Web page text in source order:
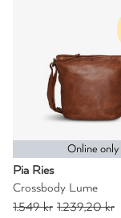
Online only
Pia Ries
Crossbody Lume
1.549 kr 1.239,20 kr